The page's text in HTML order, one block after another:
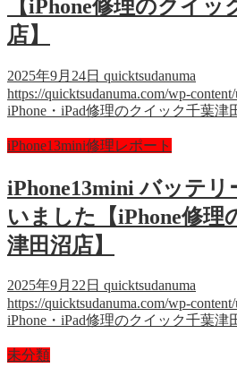
【iPhone修理のクイッ
店】
2025年9月24日 quicktsudanuma
https://quicktsudanuma.com/wp-
iPhone・iPad修理のクイック千葉
iPhone13mini修理レポート
iPhone13mini バッテ
いました【iPhone修理
津田沼店】
2025年9月22日 quicktsudanuma
https://quicktsudanuma.com/wp-
iPhone・iPad修理のクイック千葉
未分類